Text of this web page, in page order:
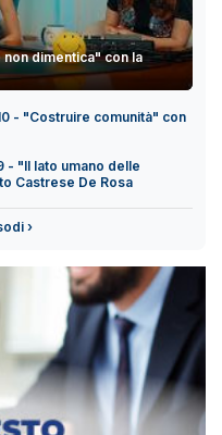
non dimentica" con la
- "Costruire comunità" con
- "Il lato umano delle
Castrese De Rosa
›